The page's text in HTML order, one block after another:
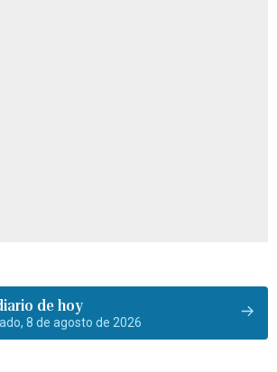
de hoy
8 de agosto de 2026